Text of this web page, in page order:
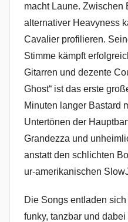
macht Laune. Zwischen
alternativer Heavyness
Cavalier profilieren.
Stimme kämpft
Gitarren und dezente
Ghost“ ist das erste
Minuten langer Bastard
Untertönen der
Grandezza und
anstatt den schlichten
ur-amerikanischen
Die Songs entladen
funky, tanzbar und